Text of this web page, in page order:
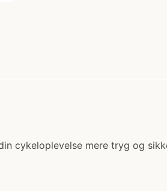
cykeloplevelse mere tryg og